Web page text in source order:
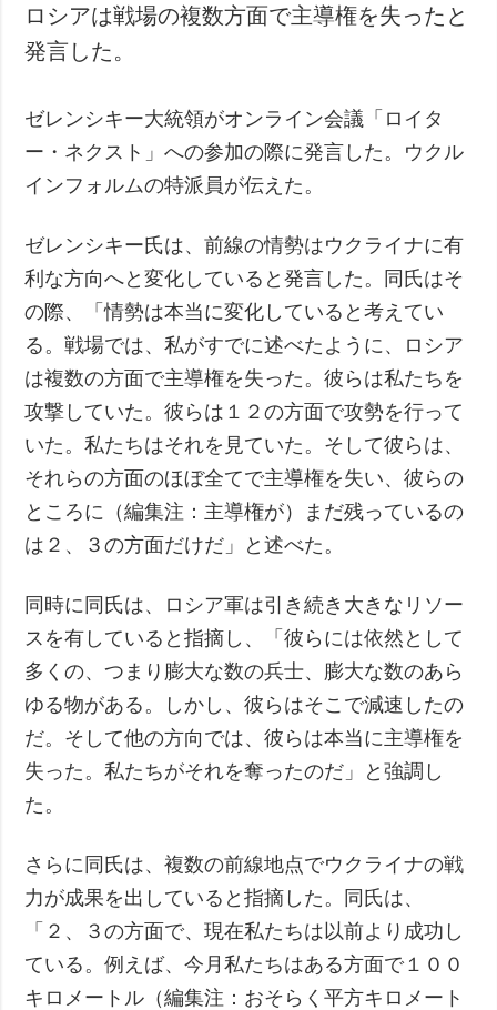
ロシアは戦場の複数方面で主導権を失ったと
発言した。
ゼレンシキー大統領がオンライン会議「ロイタ
ー・ネクスト」への参加の際に発言した。ウクル
インフォルムの特派員が伝えた。
ゼレンシキー氏は、前線の情勢はウクライナに有
利な方向へと変化していると発言した。同氏はそ
の際、「情勢は本当に変化していると考えてい
る。戦場では、私がすでに述べたように、ロシア
は複数の方面で主導権を失った。彼らは私たちを
攻撃していた。彼らは１２の方面で攻勢を行って
いた。私たちはそれを見ていた。そして彼らは、
それらの方面のほぼ全てで主導権を失い、彼らの
ところに（編集注：主導権が）まだ残っているの
は２、３の方面だけだ」と述べた。
同時に同氏は、ロシア軍は引き続き大きなリソー
スを有していると指摘し、「彼らには依然として
多くの、つまり膨大な数の兵士、膨大な数のあら
ゆる物がある。しかし、彼らはそこで減速したの
だ。そして他の方向では、彼らは本当に主導権を
失った。私たちがそれを奪ったのだ」と強調し
た。
さらに同氏は、複数の前線地点でウクライナの戦
力が成果を出していると指摘した。同氏は、
「２、３の方面で、現在私たちは以前より成功し
ている。例えば、今月私たちはある方面で１００
キロメートル（編集注：おそらく平方キロメート